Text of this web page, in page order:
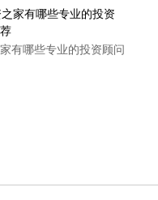
有哪些专业的投资顾问